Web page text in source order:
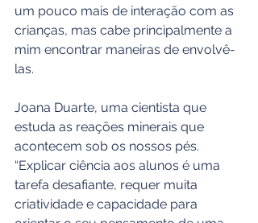
um pouco mais de interação com as
crianças, mas cabe principalmente a
mim encontrar maneiras de envolvê-
las.
Joana Duarte, uma cientista que
estuda as reações minerais que
acontecem sob os nossos pés.
“Explicar ciência aos alunos é uma
tarefa desafiante, requer muita
criatividade e capacidade para